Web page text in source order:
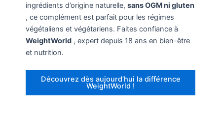
ingrédients d’origine naturelle, sans OGM ni gluten
, ce complément est parfait pour les régimes
végétaliens et végétariens. Faites confiance à
WeightWorld, expert depuis 18 ans en bien-être
et nutrition.
Découvrez dès aujourd’hui la différence
WeightWorld !